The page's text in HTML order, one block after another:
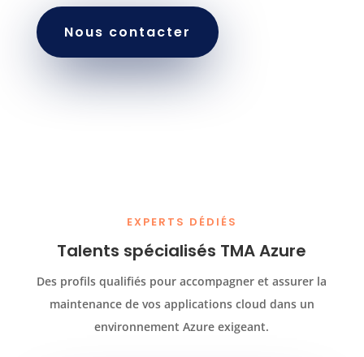
Nous contacter
EXPERTS DÉDIÉS
Talents spécialisés TMA Azure
Des profils qualifiés pour accompagner et assurer la
maintenance de vos applications cloud dans un
environnement Azure exigeant.